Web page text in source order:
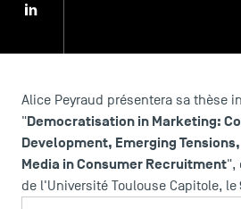
Alice Peyraud présentera sa thèse
"Democratisation in Marketing:
Development, Emerging
Media in Consumer Recruitment",
de l'Université Toulouse Capitole, le